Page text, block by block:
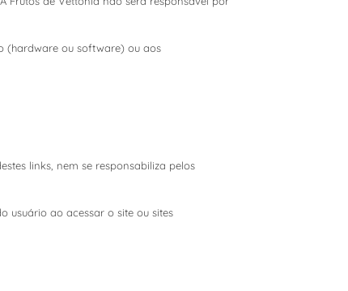
(hardware ou software) ou aos
links, nem se responsabiliza pelos
usuário ao acessar o site ou sites